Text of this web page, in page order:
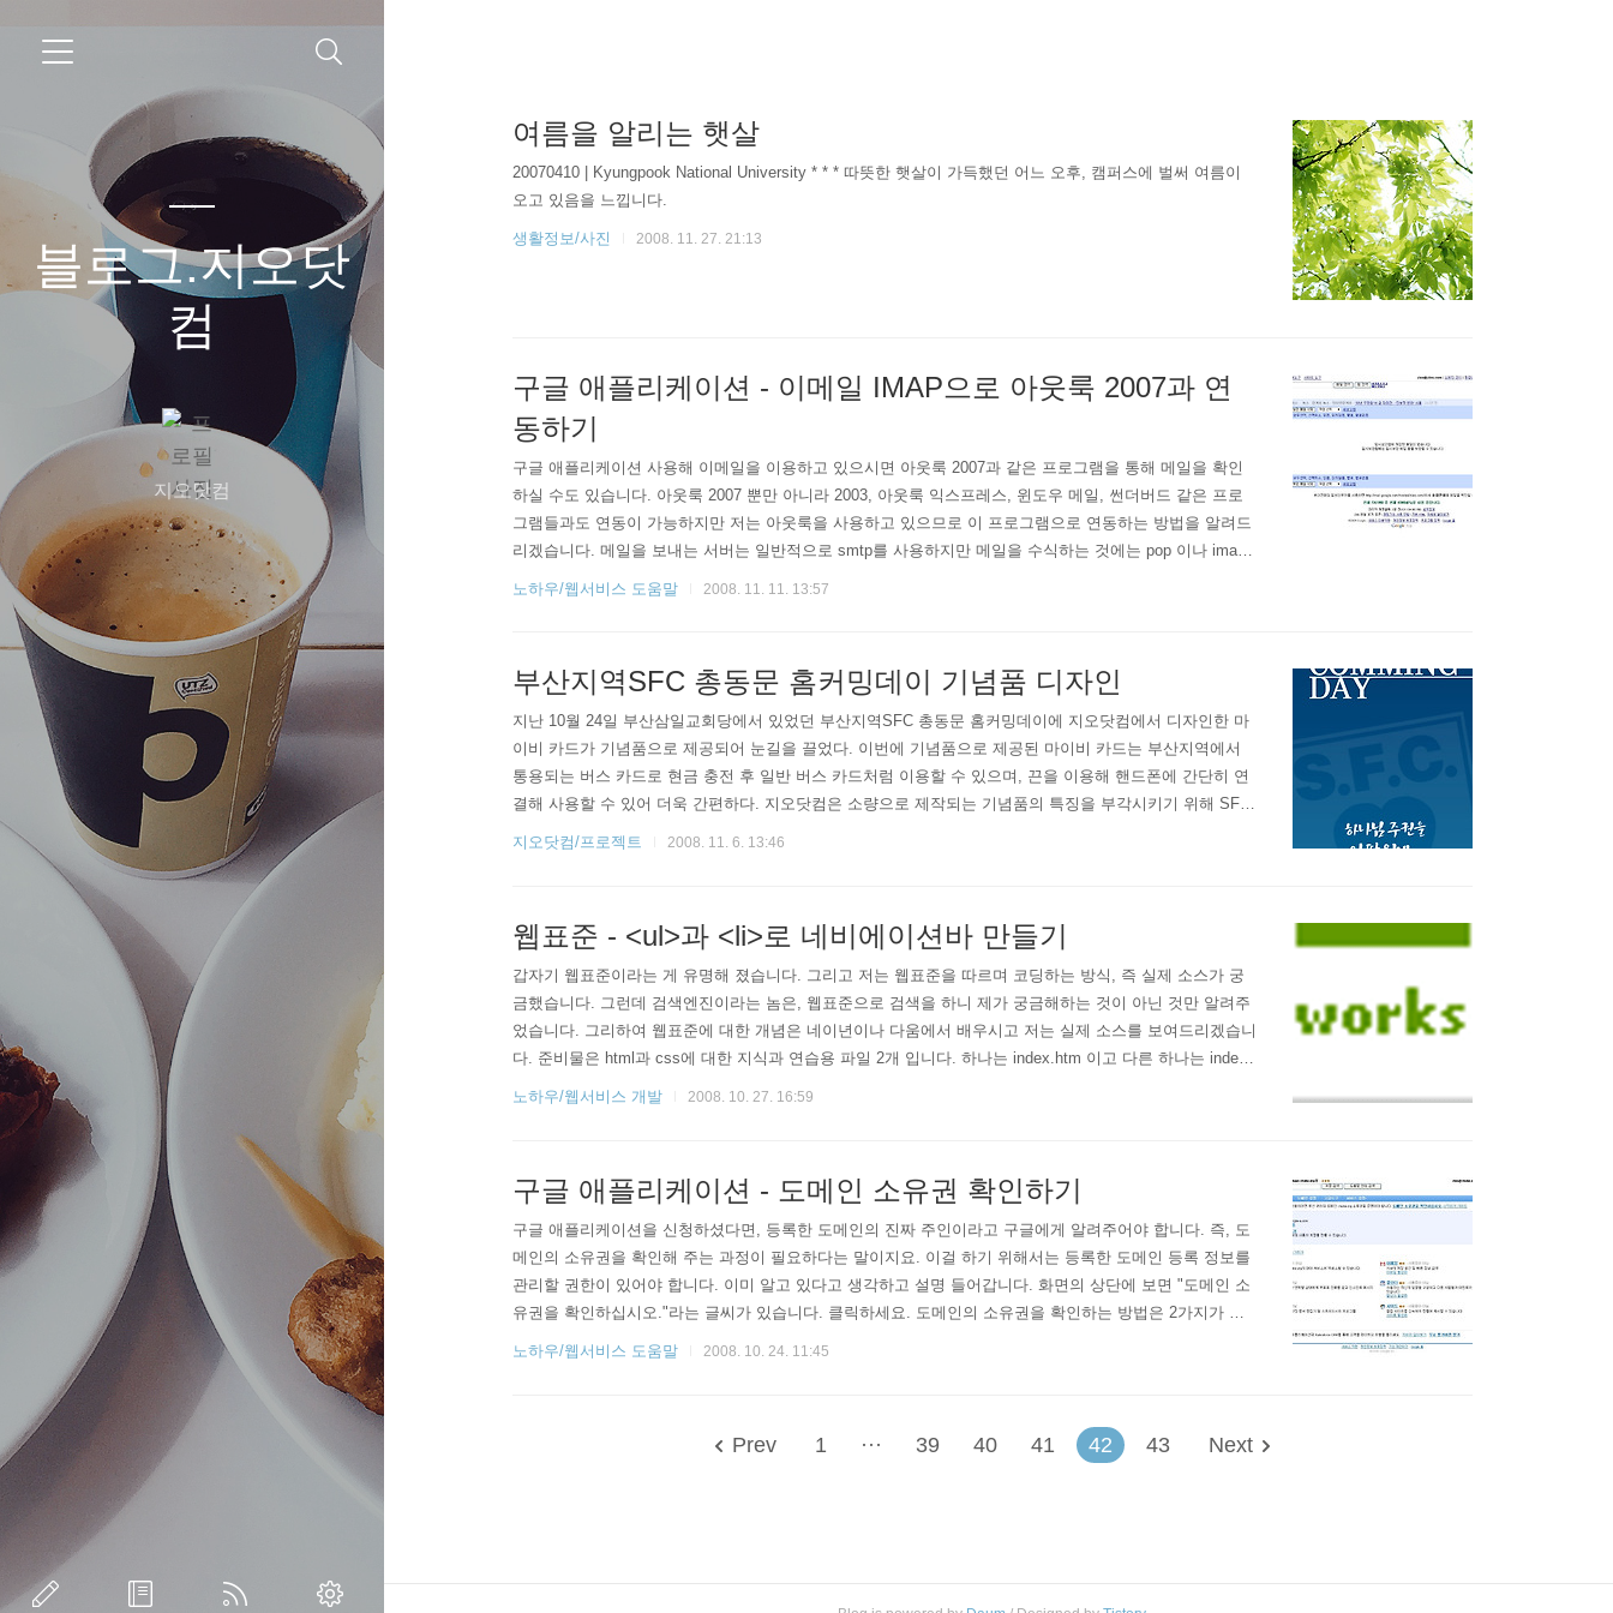
블로그.지오닷
컴
지오닷컴
여름을 알리는 햇살
20070410 | Kyungpook National University * * * 따뜻한 햇살이 가득했던 어느 오후, 캠퍼스에 벌써 여름이
오고 있음을 느낍니다.
생활정보/사진 2008. 11. 27. 21:13
구글 애플리케이션 - 이메일 IMAP으로 아웃룩 2007과 연
동하기
구글 애플리케이션 사용해 이메일을 이용하고 있으시면 아웃룩 2007과 같은 프로그램을 통해 메일을 확인
하실 수도 있습니다. 아웃룩 2007 뿐만 아니라 2003, 아웃룩 익스프레스, 윈도우 메일, 썬더버드 같은 프로
그램들과도 연동이 가능하지만 저는 아웃룩을 사용하고 있으므로 이 프로그램으로 연동하는 방법을 알려드
리겠습니다. 메일을 보내는 서버는 일반적으로 smtp를 사용하지만 메일을 수식하는 것에는 pop 이나 imap
을 사용합니다. pop 방식을 사용하면 이메일 서버에 수신된 메일을 빠르게 가져올 수 있다는 장점이 있지만,
노하우/웹서비스 도움말 2008. 11. 11. 13:57
부산지역SFC 총동문 홈커밍데이 기념품 디자인
지난 10월 24일 부산삼일교회당에서 있었던 부산지역SFC 총동문 홈커밍데이에 지오닷컴에서 디자인한 마
이비 카드가 기념품으로 제공되어 눈길을 끌었다. 이번에 기념품으로 제공된 마이비 카드는 부산지역에서
통용되는 버스 카드로 현금 충전 후 일반 버스 카드처럼 이용할 수 있으며, 끈을 이용해 핸드폰에 간단히 연
결해 사용할 수 있어 더욱 간편하다. 지오닷컴은 소량으로 제작되는 기념품의 특징을 부각시키기 위해 SFC
컬러라고 할 수 있는 청색을 배경으로 사용하여 원거리에서도 식별이 용이하도록 하였으며 타이포크래피 위
지오닷컴/프로젝트 2008. 11. 6. 13:46
웹표준 - <ul>과 <li>로 네비에이션바 만들기
갑자기 웹표준이라는 게 유명해 졌습니다. 그리고 저는 웹표준을 따르며 코딩하는 방식, 즉 실제 소스가 궁
금했습니다. 그런데 검색엔진이라는 놈은, 웹표준으로 검색을 하니 제가 궁금해하는 것이 아닌 것만 알려주
었습니다. 그리하여 웹표준에 대한 개념은 네이년이나 다움에서 배우시고 저는 실제 소스를 보여드리겠습니
다. 준비물은 html과 css에 대한 지식과 연습용 파일 2개 입니다. 하나는 index.htm 이고 다른 하나는 index.
css 입니다. 이 두 파일을 가지고 컨텐츠와 디자인이 분리된 페이지를 하나 만들어보겠습니다. index.htm -
노하우/웹서비스 개발 2008. 10. 27. 16:59
구글 애플리케이션 - 도메인 소유권 확인하기
구글 애플리케이션을 신청하셨다면, 등록한 도메인의 진짜 주인이라고 구글에게 알려주어야 합니다. 즉, 도
메인의 소유권을 확인해 주는 과정이 필요하다는 말이지요. 이걸 하기 위해서는 등록한 도메인 등록 정보를
관리할 권한이 있어야 합니다. 이미 알고 있다고 생각하고 설명 들어갑니다. 화면의 상단에 보면 "도메인 소
유권을 확인하십시오."라는 글씨가 있습니다. 클릭하세요. 도메인의 소유권을 확인하는 방법은 2가지가 있
습니다. 하나는 도메인의 네임서버에서 CNAME 이라는 것을 바꾸어서 확인하는 것과, 도메인으로 호스팅
노하우/웹서비스 도움말 2008. 10. 24. 11:45
Prev 1 ··· 39 40 41 42 43 Next